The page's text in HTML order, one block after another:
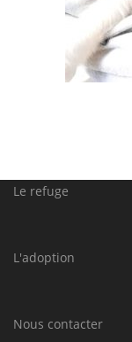
Le refuge
L'adoption
Nous contacter